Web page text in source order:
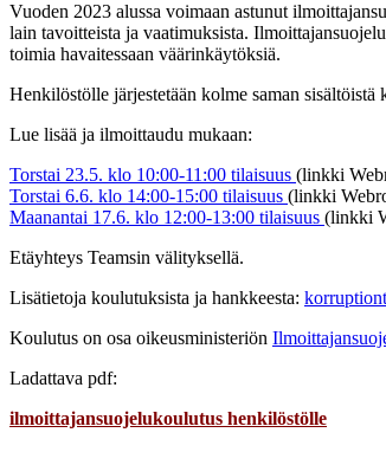
Vuoden 2023 alussa voimaan astunut
lain tavoitteista ja vaatimuksista.
toimia havaitessaan väärinkäytöksiä.
Henkilöstölle järjestetään kolme saman
Lue lisää ja ilmoittaudu mukaan:
Torstai 23.5. klo 10:00-11:00 tilaisuus (linkki
Torstai 6.6. klo 14:00-15:00 tilaisuus (linkki
Maanantai 17.6. klo 12:00-13:00 tilaisuus (linkki
Etäyhteys Teamsin välityksellä.
Lisätietoja koulutuksista ja hankkeesta:
Koulutus on osa oikeusministeriön
Ladattava pdf:
ilmoittajansuojelukoulutus henkilöstölle